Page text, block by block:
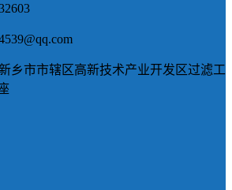
乡市市辖区高新技术产业开发区过滤工